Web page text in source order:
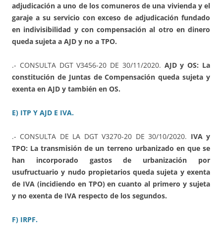
adjudicación a uno de los comuneros de una vivienda y el
garaje a su servicio con exceso de adjudicación fundado
en indivisibilidad y con compensación al otro en dinero
queda sujeta a AJD y no a TPO.
.- CONSULTA DGT V3456-20 DE 30/11/2020. AJD y OS: La
constitución de Juntas de Compensación queda sujeta y
exenta en AJD y también en OS.
E) ITP Y AJD E IVA.
.- CONSULTA DE LA DGT V3270-20 DE 30/10/2020. IVA y
TPO: La transmisión de un terreno urbanizado en que se
han incorporado gastos de urbanización por
usufructuario y nudo propietarios queda sujeta y exenta
de IVA (incidiendo en TPO) en cuanto al primero y sujeta
y no exenta de IVA respecto de los segundos.
F) IRPF.